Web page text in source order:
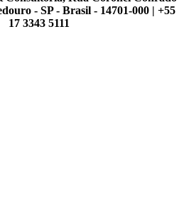
- SP - Brasil - 14701-000 | +55
17 3343 5111